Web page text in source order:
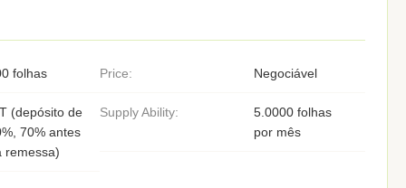
folhas Price: Negociável
(depósito de
70% antes
remessa)
Supply Ability:
5.0000 folhas
por mês